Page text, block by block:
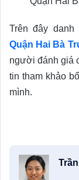
Trên đây danh
Quận Hai Bà
người đánh giá
tin tham khảo
mình.